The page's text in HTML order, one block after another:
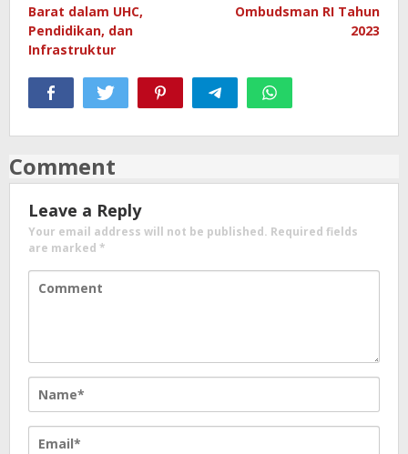
Barat dalam UHC,
Pendidikan, dan
Infrastruktur
Ombudsman RI Tahun
2023
Comment
Leave a Reply
Your email address will not be published. Required fields
are marked *